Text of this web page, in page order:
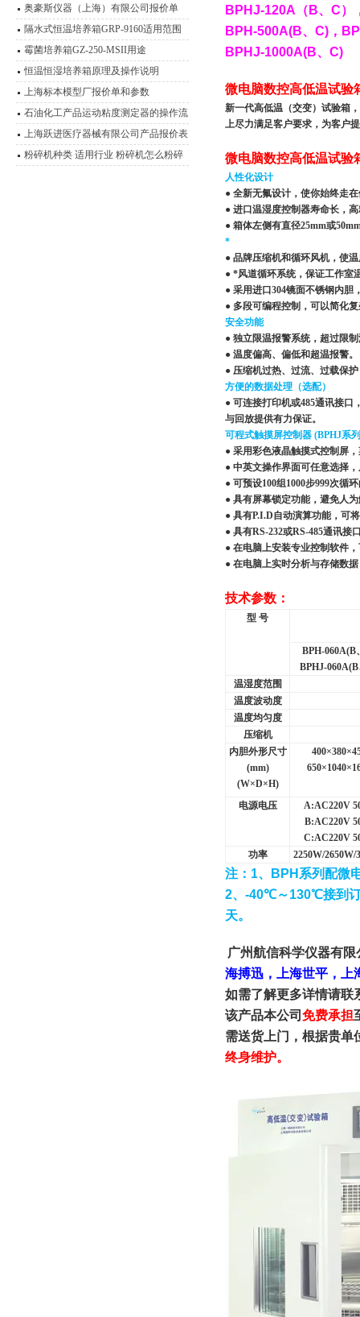
及其原理介绍
奥豪斯仪器（上海）有限公司报价单
隔水式恒温培养箱GRP-9160适用范围
霉菌培养箱GZ-250-MSII用途
恒温恒湿培养箱原理及操作说明
上海标本模型厂报价单和参数
石油化工产品运动粘度测定器的操作流
程
上海跃进医疗器械有限公司产品报价表
粉碎机种类 适用行业 粉碎机怎么粉碎
BPHJ-120A （ B、 C）
BPH-500A(B、 C) ，
BPHJ-1000A(B、 C)
微电脑数控高低温试验
新一代高低温（交变）试验箱
上尽力满足客户要求，为客户
微电脑数控高低温试验
人性化设计
● 全新无氟设计，使你始终走
● 进口温湿度控制器寿命长，
● 箱体左侧有直径25mm或
*
● 品牌压缩机和循环风机，使
● *风道循环系统，保证工作室
● 采用进口304镜面不锈钢内胆
● 多段可编程控制，可以简化
安全功能
● 独立限温报警系统，超过限
● 温度偏高、偏低和超温报警。
● 压缩机过热、过流、过载保
方便的数据处理（选配）
● 可连接打印机或485通讯接口
与回放提供有力保证。
可程式触摸屏控制器 (BPHJ系
● 采用彩色液晶触摸式控制屏
● 中英文操作界面可任意选择
● 可预设100组1000步999次循
● 具有屏幕锁定功能，避免人
● 具有P.I.D自动演算功能，可
● 具有RS-232或RS-485通讯
● 在电脑上安装专业控制软件
● 在电脑上实时分析与存储数
技术参数：
型 号
BPH-060A(B
BPHJ-060A(B
温湿度范围
温度波动度
温度均匀度
压缩机
内胆外形尺寸
(mm)
(W×D×H)
400
650
电源电压
A:AC220V
B:AC220V
C:AC220V
功率
2250W/2650W/
注： 1、 BPH 系列配微
2、 -40℃～130℃接到
天。
广州航信科学仪器有
海搏迅，上海世平，上
如需了解更多详情请联
该产品本公司 免费承担
需送货上门，根据贵单
终身维护。